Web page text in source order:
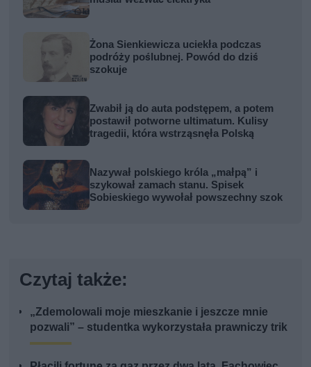
Żona Sienkiewicza uciekła podczas
podróży poślubnej. Powód do dziś
szokuje
Zwabił ją do auta podstępem, a potem
postawił potworne ultimatum. Kulisy
tragedii, która wstrząsnęła Polską
Nazywał polskiego króla „małpą” i
szykował zamach stanu. Spisek
Sobieskiego wywołał powszechny szok
Czytaj także:
„Zdemolowali moje mieszkanie i jeszcze mnie
pozwali” – studentka wykorzystała prawniczy trik